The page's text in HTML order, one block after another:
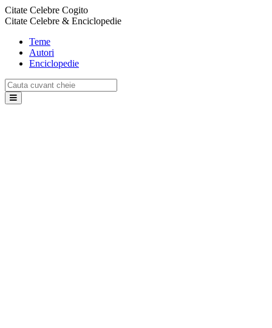
Citate Celebre Cogito
Citate Celebre & Enciclopedie
Teme
Autori
Enciclopedie